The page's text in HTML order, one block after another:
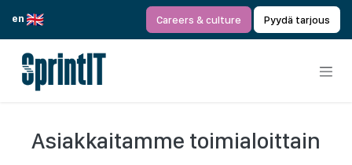
en
Careers & culture Pyydä tarjous
Asiakkaitamme toimialoittain